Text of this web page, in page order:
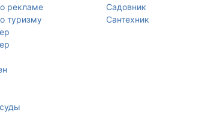
рекламе
туризму
Садовник
Сантехник